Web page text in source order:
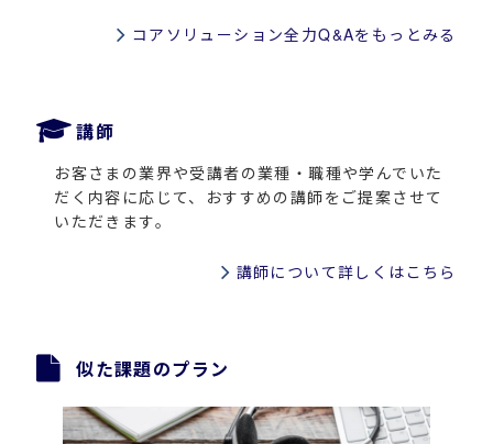
コアソリューション全力Q&Aをもっとみる
講師
お客さまの業界や受講者の業種・職種や学んでいた
だく内容に応じて、おすすめの講師をご提案させて
いただきます。
講師について詳しくはこちら
似た課題のプラン